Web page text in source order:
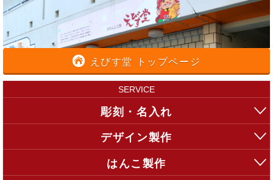
えびす堂 トップページ
SERVICE
彫刻・名入れ
デザイン製作
はんこ製作